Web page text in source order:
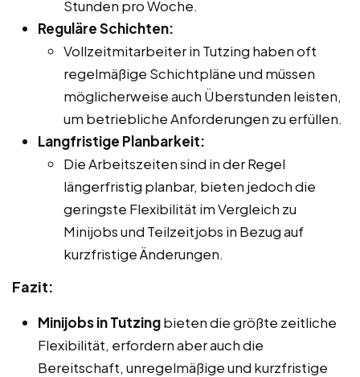
Stunden pro Woche.
Reguläre Schichten:
Vollzeitmitarbeiter in Tutzing haben oft
regelmäßige Schichtpläne und müssen
möglicherweise auch Überstunden leisten,
um betriebliche Anforderungen zu erfüllen.
Langfristige Planbarkeit:
Die Arbeitszeiten sind in der Regel
längerfristig planbar, bieten jedoch die
geringste Flexibilität im Vergleich zu
Minijobs und Teilzeitjobs in Bezug auf
kurzfristige Änderungen.
Fazit:
Minijobs in Tutzingbieten die größte zeitliche
Flexibilität, erfordern aber auch die
Bereitschaft, unregelmäßige und kurzfristige